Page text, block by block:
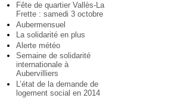
Fête de quartier Vallès-La
Frette : samedi 3 octobre
Aubermensuel
La solidarité en plus
Alerte météo
Semaine de solidarité
internationale à
Aubervilliers
L’état de la demande de
logement social en 2014